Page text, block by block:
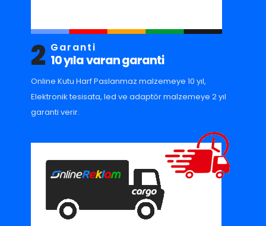
2 Garanti
10 yıla varan garanti
Online Kutu Harf Paslanmaz malzemeye 10 yıl,
Elektronik tesisata, led ve adaptör malzemeye 2 yıl
garanti verir.